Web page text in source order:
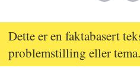
Dette er en faktabasert
problemstilling eller tema.